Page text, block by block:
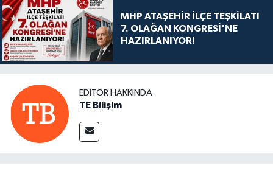
MHP ATAŞEHİR İLÇE TEŞKİLATI
7. OLAĞAN KONGRESİ'NE
HAZIRLANIYOR!
EDITÖR HAKKINDA
TE Bilişim